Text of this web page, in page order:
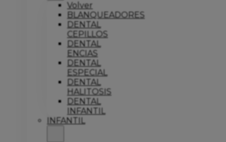
Volver
BLANQUEADORES
DENTAL
CEPILLOS
DENTAL
ENCIAS
DENTAL
ESPECIAL
DENTAL
HALITOSIS
DENTAL
INFANTIL
INFANTIL